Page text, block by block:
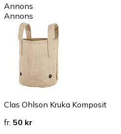
Annons
Annons
Clas Ohlson Kruka Komposit
fr. 50 kr